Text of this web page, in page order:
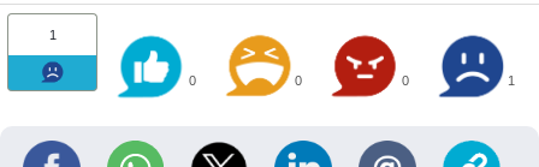
1
0 0 0 1